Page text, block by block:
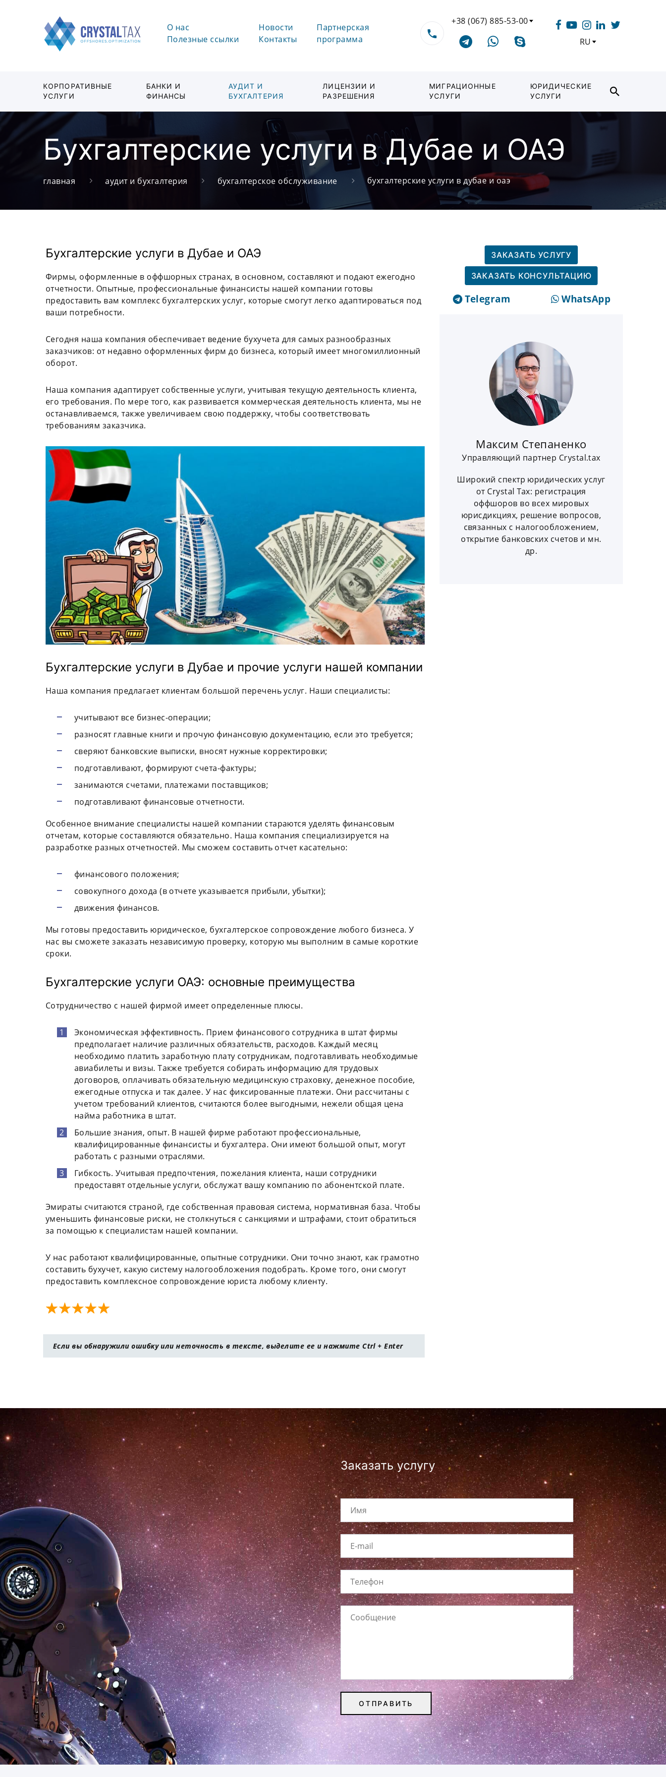
О нас
Полезные ссылки
Новости
Контакты
Партнерская
программа
+38 (067) 885-53-00
RU
КОРПОРАТИВНЫЕ
УСЛУГИ
БАНКИ И
ФИНАНСЫ
АУДИТ И
БУХГАЛТЕРИЯ
ЛИЦЕНЗИИ И
РАЗРЕШЕНИЯ
МИГРАЦИОННЫЕ
УСЛУГИ
ЮРИДИЧЕСКИЕ
УСЛУГИ
Бухгалтерские услуги в Дубае и ОАЭ
главная аудит и бухгалтерия бухгалтерское обслуживание бухгалтерские услуги в дубае и оаэ
Бухгалтерские услуги в Дубае и ОАЭ
Фирмы, оформленные в оффшорных странах, в основном, составляют и подают ежегодно
отчетности. Опытные, профессиональные финансисты нашей компании готовы
предоставить вам комплекс бухгалтерских услуг, которые смогут легко адаптироваться под
ваши потребности.
Сегодня наша компания обеспечивает ведение бухучета для самых разнообразных
заказчиков: от недавно оформленных фирм до бизнеса, который имеет многомиллионный
оборот.
Наша компания адаптирует собственные услуги, учитывая текущую деятельность клиента,
его требования. По мере того, как развивается коммерческая деятельность клиента, мы не
останавливаемся, также увеличиваем свою поддержку, чтобы соответствовать
требованиям заказчика.
Бухгалтерские услуги в Дубае и прочие услуги нашей компании
Наша компания предлагает клиентам большой перечень услуг. Наши специалисты:
учитывают все бизнес-операции;
разносят главные книги и прочую финансовую документацию, если это требуется;
сверяют банковские выписки, вносят нужные корректировки;
подготавливают, формируют счета-фактуры;
занимаются счетами, платежами поставщиков;
подготавливают финансовые отчетности.
Особенное внимание специалисты нашей компании стараются уделять финансовым
отчетам, которые составляются обязательно. Наша компания специализируется на
разработке разных отчетностей. Мы сможем составить отчет касательно:
финансового положения;
совокупного дохода (в отчете указывается прибыли, убытки);
движения финансов.
Мы готовы предоставить юридическое, бухгалтерское сопровождение любого бизнеса. У
нас вы сможете заказать независимую проверку, которую мы выполним в самые короткие
сроки.
Бухгалтерские услуги ОАЭ: основные преимущества
Сотрудничество с нашей фирмой имеет определенные плюсы.
Экономическая эффективность. Прием финансового сотрудника в штат фирмы
предполагает наличие различных обязательств, расходов. Каждый месяц
необходимо платить заработную плату сотрудникам, подготавливать необходимые
авиабилеты и визы. Также требуется собирать информацию для трудовых
договоров, оплачивать обязательную медицинскую страховку, денежное пособие,
ежегодные отпуска и так далее. У нас фиксированные платежи. Они рассчитаны с
учетом требований клиентов, считаются более выгодными, нежели общая цена
найма работника в штат.
Большие знания, опыт. В нашей фирме работают профессиональные,
квалифицированные финансисты и бухгалтера. Они имеют большой опыт, могут
работать с разными отраслями.
Гибкость. Учитывая предпочтения, пожелания клиента, наши сотрудники
предоставят отдельные услуги, обслужат вашу компанию по абонентской плате.
Эмираты считаются страной, где собственная правовая система, нормативная база. Чтобы
уменьшить финансовые риски, не столкнуться с санкциями и штрафами, стоит обратиться
за помощью к специалистам нашей компании.
У нас работают квалифицированные, опытные сотрудники. Они точно знают, как грамотно
составить бухучет, какую систему налогообложения подобрать. Кроме того, они смогут
предоставить комплексное сопровождение юриста любому клиенту.
Если вы обнаружили ошибку или неточность в тексте, выделите ее и нажмите Ctrl + Enter
ЗАКАЗАТЬ УСЛУГУ
ЗАКАЗАТЬ КОНСУЛЬТАЦИЮ
Telegram WhatsApp
Максим Степаненко
Управляющий партнер Crystal.tax
Широкий спектр юридических услуг
от Crystal Tax: регистрация
оффшоров во всех мировых
юрисдикциях, решение вопросов,
связанных с налогообложением,
открытие банковских счетов и мн.
др.
Заказать услугу